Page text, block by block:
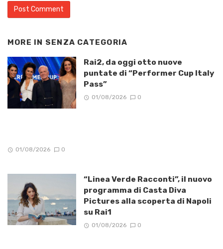
MORE IN SENZA CATEGORIA
Rai2, da oggi otto nuove
puntate di “Performer Cup Italy
Pass”
01/08/2026 0
01/08/2026 0
“Linea Verde Racconti”, il nuovo
programma di Casta Diva
Pictures alla scoperta di Napoli
su Rai1
01/08/2026 0